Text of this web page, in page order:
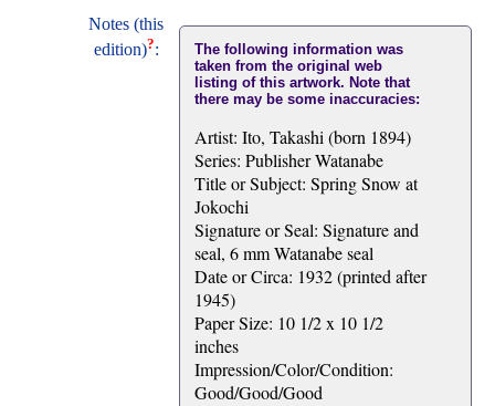
Notes (this
edition)?:
The following information was
taken from the original web
listing of this artwork. Note that
there may be some inaccuracies:
Artist: Ito, Takashi (born 1894)
Series: Publisher Watanabe
Title or Subject: Spring Snow at
Jokochi
Signature or Seal: Signature and
seal, 6 mm Watanabe seal
Date or Circa: 1932 (printed after
1945)
Paper Size: 10 1/2 x 10 1/2
inches
Impression/Color/Condition:
Good/Good/Good